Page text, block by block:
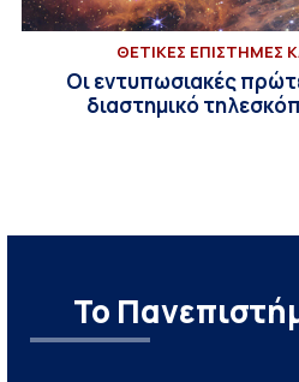
ΘΕΤΙΚΕΣ ΕΠΙΣΤΗΜΕΣ
Οι εντυπωσιακές
διαστημικό
Το